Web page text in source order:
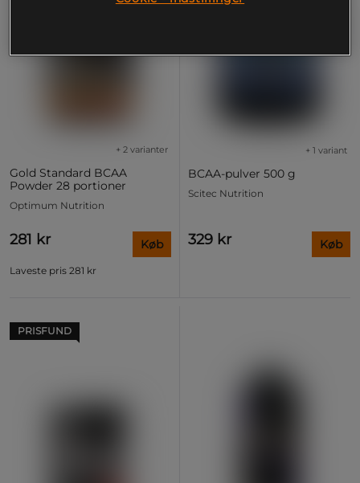
Gold Standard BCAA
Powder 28 portioner
+ 2 varianter
Optimum Nutrition
281 kr
Laveste pris 281 kr
Køb
BCAA-pulver 500 g
+ 1 variant
Scitec Nutrition
329 kr Køb
PRISFUND